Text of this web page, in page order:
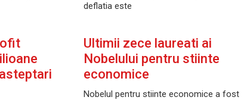
deflatia este
Ultimii zece laureati ai
Nobelului pentru stiinte
economice
Nobelul pentru stiinte economice a fost